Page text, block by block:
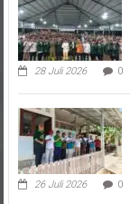
28 Juli 2026 0
26 Juli 2026 0